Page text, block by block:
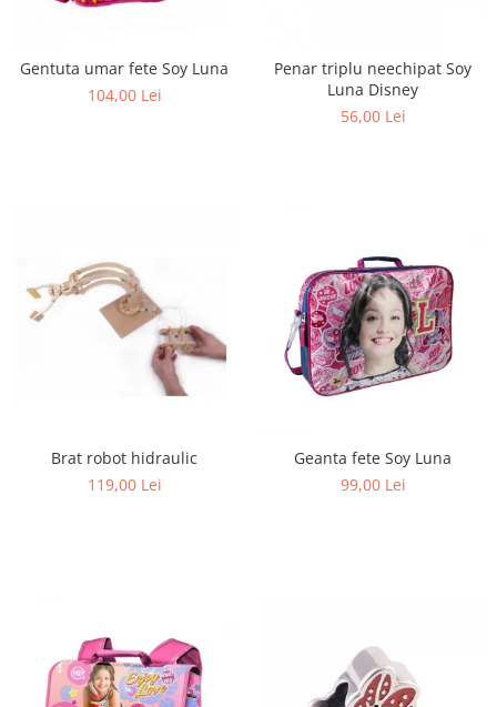
Gentuta umar fete Soy Luna
104,00 Lei
Penar triplu neechipat Soy
Luna Disney
56,00 Lei
Brat robot hidraulic
119,00 Lei
Geanta fete Soy Luna
99,00 Lei